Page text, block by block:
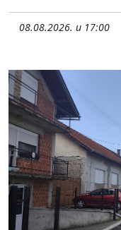
08.08.2026. u 17:00